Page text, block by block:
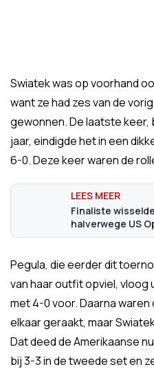
Swiatek was op voorhand
want ze had zes van de
gewonnen. De laatste keer,
jaar, eindigde het in een
6-0. Deze keer waren de
Finaliste
halverwege US
Pegula, die eerder dit
van haar outfit opviel, vloog
met 4-0 voor. Daarna
elkaar geraakt, maar
Dat deed de Amerikaanse
bij 3-3 in de tweede set en